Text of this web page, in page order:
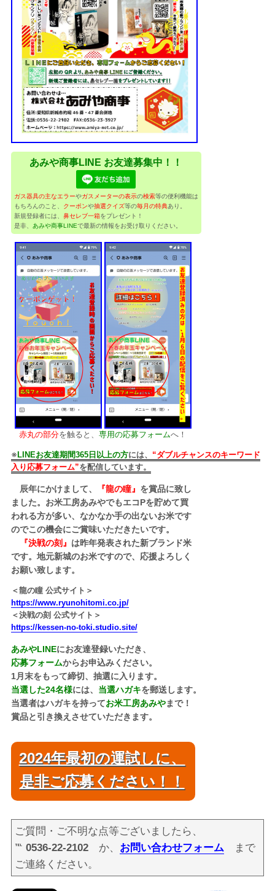
あみや商事LINE お友達募集中！！
ガス器具の主なエラーやガスメーターの表示の検索等の便利機能は
もちろんのこと、
クーポンや抽選クイズ等の毎月の特典あり。
新規登録者には、 鼻セレブ一箱をプレゼント！
是非、
あみや商事LINEで最新の情報をお受け取りください。
赤丸の部分を触ると、専用の応募フォームへ！
※LINEお友達期間365日以上の方には、 “ダブルチャンスのキーワード
入り応募フォーム”を配信しています。
辰年にかけまして、 『龍の瞳』 を賞品に致し
ました。お米工房あみやでもエコPを貯めて買
われる方が多い、なかなか手の出ないお米です
のでこの機会にご賞味いただきたいです。
『決戦の刻』 は昨年発表された新ブランド米
です。地元新城のお米ですので、応援よろしく
お願い致します。
＜龍の瞳 公式サイト＞
https://www.ryunohitomi.co.jp/
＜決戦の刻 公式サイト＞
https://kessen-no-toki.studio.site/
あみやLINEにお友達登録いただき、
応募フォームからお申込みください。
1月末をもって締切、抽選に入ります。
当選した24名様には、 当選ハガキを郵送します。
当選者はハガキを持ってお米工房あみやまで！
賞品と引き換えさせていただきます。
2024年最初の運試しに、
是非ご応募ください！！
2024年最初の運試しに、
是非ご応募ください！！
ご質問・ご不明な点等ございましたら、
℡ 0536-22-2102か、 お問い合わせフォーム まで
ご連絡ください。